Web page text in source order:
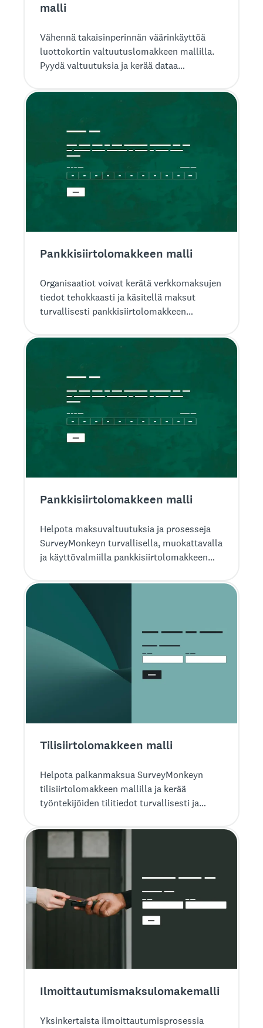
malli
Vähennä takaisinperinnän väärinkäyttöä
luottokortin valtuutuslomakkeen mallilla.
Pyydä valtuutuksia ja kerää dataa
Pankkisiirto­lomakkeen malli
Organisaatiot voivat kerätä verkkomaksujen
tiedot tehokkaasti ja käsitellä maksut
turvallisesti pankkisiirtolomakkeen
Pankkisiirto­lomakkeen malli
Helpota maksuvaltuutuksia ja prosesseja
SurveyMonkeyn turvallisella, muokattavalla
ja käyttövalmiilla pankkisiirtolomakkeen
Tilisiirto­lomakkeen malli
Helpota palkanmaksua SurveyMonkeyn
tilisiirtolomakkeen mallilla ja kerää
työntekijöiden tilitiedot turvallisesti ja
Ilmoittautumismaksu­lomakemalli
Yksinkertaista ilmoittautumisprosessia